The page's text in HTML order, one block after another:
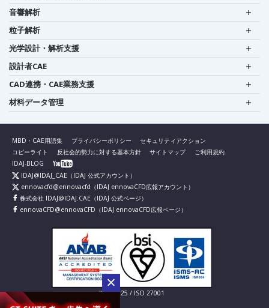
音響解析
粒子解析
光学設計・解析支援
設計者CAE
CAD連携・CAE業務支援
材料データ管理
MBD・CAE用語集 プライバシーポリシー
セキュリティアクション
コピーライト
反社会的勢力に対する基本方針 サイトマップ
ご利用規約
IDAJ-BLOG
IDAJ@IDAJ_CAE （IDAJ 公式アカウント）
ennovacfd@ennovacfd （IDAJ ennovaCFD広報アカウント）
株式会社 IDAJ@IDAJ.CAE （IDAJ 公式ページ）
ennovaCFD@ennovaCFD （IDAJ ennovaCFD広報ページ）
IS 826725 / ISO 27001